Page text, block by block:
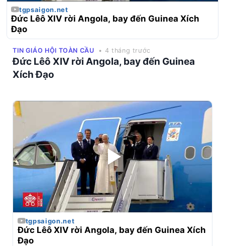
tgpsaigon.net
Đức Lêô XIV rời Angola, bay đến Guinea Xích
Đạo
TIN GIÁO HỘI TOÀN CẦU • 4 tháng trước
Đức Lêô XIV rời Angola, bay đến Guinea
Xích Đạo
tgpsaigon.net
Đức Lêô XIV rời Angola, bay đến Guinea Xích
Đạo